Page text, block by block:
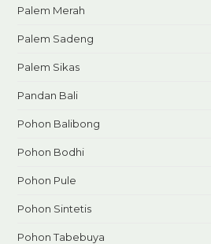
Palem Merah
Palem Sadeng
Palem Sikas
Pandan Bali
Pohon Balibong
Pohon Bodhi
Pohon Pule
Pohon Sintetis
Pohon Tabebuya